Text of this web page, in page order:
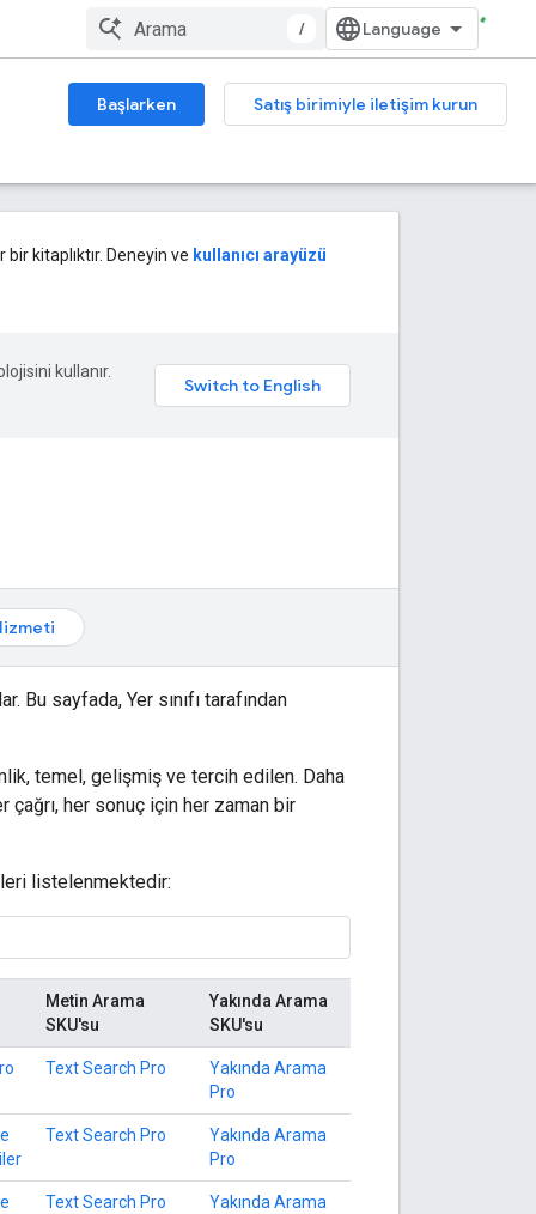
/
Başlarken Satış birimiyle iletişim kurun
kitaplıktır. Deneyin ve kullanıcı arayüzü
kullanır.
Bu sayfada, Yer sınıfı tarafından
temel, gelişmiş ve tercih edilen. Daha
çağrı, her sonuç için her zaman bir
listelenmektedir:
Metin Arama
SKU'su
Yakında Arama
SKU'su
Text Search Pro
Yakında Arama
Pro
Text Search Pro
Yakında Arama
Pro
Text Search Pro
Yakında Arama